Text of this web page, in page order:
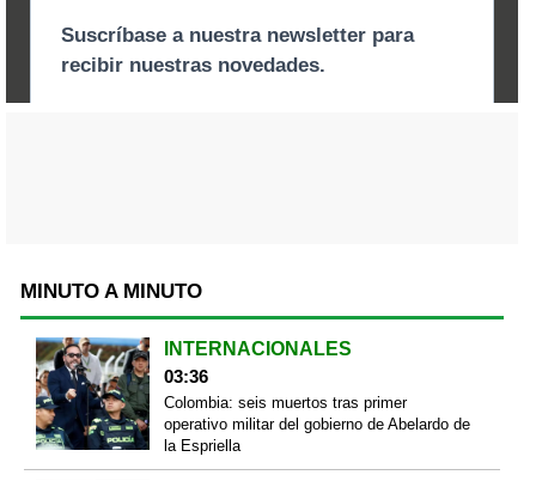
MINUTO A MINUTO
INTERNACIONALES
03:36
Colombia: seis muertos tras primer
operativo militar del gobierno de Abelardo de
la Espriella